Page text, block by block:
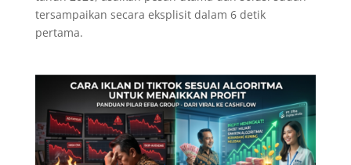
tersampaikan secara eksplisit dalam 6 detik
pertama.